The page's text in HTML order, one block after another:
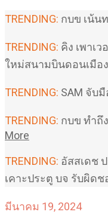
TRENDING: กบข เน้น
TRENDING: คิง เพาเ
ใหม่สนามบินดอนเมือง
TRENDING: SAM จับมื
TRENDING: กบข ทำถึ
More
TRENDING: อัสสเดช
เคาะประตู บจ รับผิดช
มีนาคม 19, 2024